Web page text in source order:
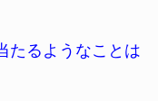
たるようなことは